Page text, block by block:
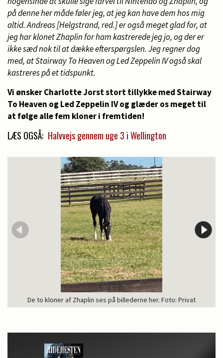
på denne her måde føler jeg, at jeg kan have dem hos mig
altid. Andreas [Helgstrand, red.] er også meget glad for, at
jeg har klonet Zhaplin for ham kastrerede jeg jo, og der er
ikke sæd nok til at dække efterspørgslen. Jeg regner dog
med, at Stairway To Heaven og Led Zeppelin IV også skal
kastreres på et tidspunkt.
Vi ønsker Charlotte Jorst stort tillykke med Stairway
To Heaven og Led Zeppelin IV og glæder os meget til
at følge alle fem kloner i fremtiden!
LÆS OGSÅ: Halvvejs gennem uge 3 i Wellington
De to kloner af Zhaplin ses på billederne her. Foto: Privat